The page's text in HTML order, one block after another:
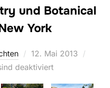
und Botanical
York
Veröffentlicht
am
12. Mai 2013
deaktiviert